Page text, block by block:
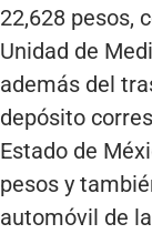
22,628 pesos,
Unidad de
además del
depósito
Estado de
pesos y
automóvil de